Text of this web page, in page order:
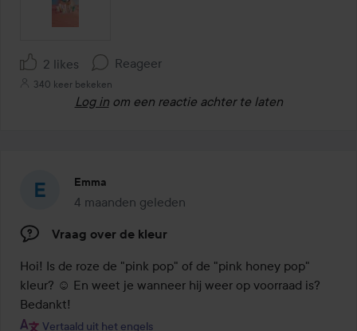
2 likes Reageer
340 keer bekeken
Log in om een reactie achter te laten
Emma
4 maanden geleden
Het bericht is gemaakt 4 maanden geleden
Vraag over de kleur
Hoi! Is de roze de "pink pop" of de "pink honey pop"
kleur? ☺️ En weet je wanneer hij weer op voorraad is?
Bedankt!
Vertaald uit het engels